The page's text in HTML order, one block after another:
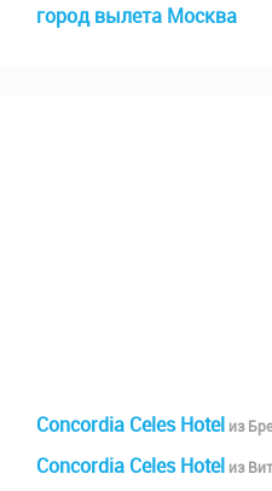
город вылета Москва
Concordia Celes Hotel из
Concordia Celes Hotel из